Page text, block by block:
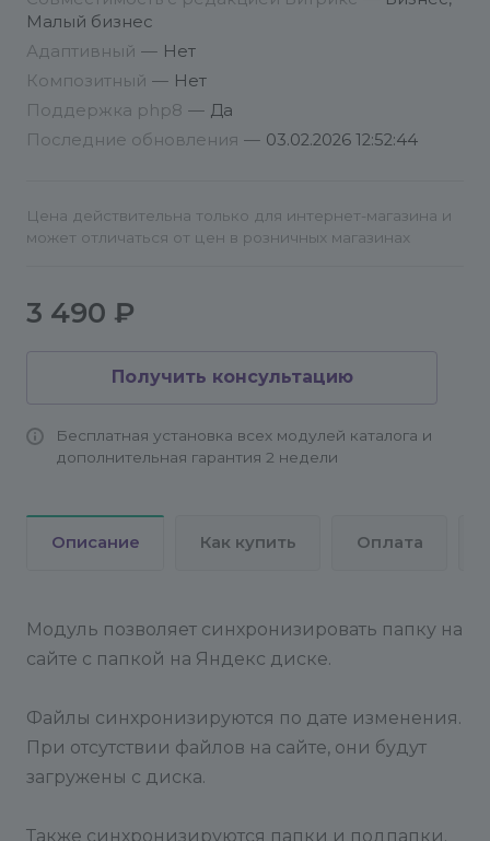
По вопросам партнёрских скидок пишите на
Малый бизнес
Адаптивный — Нет
Композитный — Нет
Поддержка php8 — Да
Последние обновления — 03.02.2026 12:52:44
Цена действительна только для интернет-магазина и
может отличаться от цен в розничных магазинах
3 490 ₽
Получить консультацию
Бесплатная установка всех модулей каталога и
дополнительная гарантия 2 недели
Описание Как купить Оплата
Модуль позволяет синхронизировать папку на
сайте с папкой на Яндекс диске.
Файлы синхронизируются по дате изменения.
При отсутствии файлов на сайте, они будут
загружены с диска.
Также синхронизируются папки и подпапки.